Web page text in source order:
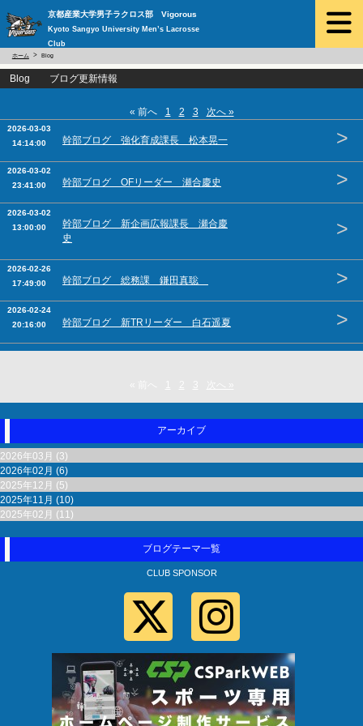
京都産業大学男子ラクロス部 Vigorous
Kyoto Sangyo University Men’s Lacrosse
Club
ホーム Blog
Blog ブログ更新情報
« 前へ 1 2 3 次へ »
2026-03-03
14:14:00
幹部ブログ 強化育成課長 松本晃一 >
2026-03-02
23:41:00
幹部ブログ OFリーダー 瀬合慶史 >
2026-03-02
13:00:00
幹部ブログ 新企画広報課長 瀬合慶
史
>
2026-02-26
17:49:00
幹部ブログ 総務課 鎌田真聡 >
2026-02-24
20:16:00
幹部ブログ 新TRリーダー 白石遥夏 >
2 3
アーカイブ
2026年03月 (3)
2026年02月 (6)
2025年12月 (5)
2025年11月 (10)
2025年02月 (11)
ブログテーマ一覧
CLUB SPONSOR